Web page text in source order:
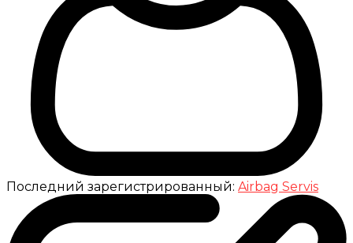
Последний зарегистрированный: Airbag Servis